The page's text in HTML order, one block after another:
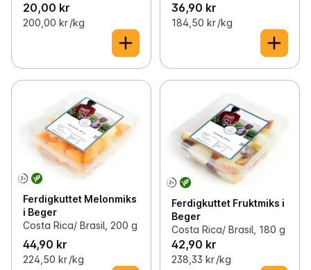
20,00 kr
200,00 kr /kg
36,90 kr
184,50 kr /kg
Ferdigkuttet Melonmiks
i Beger
Costa Rica/ Brasil, 200 g
44,90 kr
224,50 kr /kg
Ferdigkuttet Fruktmiks i
Beger
Costa Rica/ Brasil, 180 g
42,90 kr
238,33 kr /kg